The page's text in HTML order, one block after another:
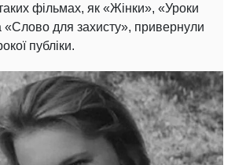
таких фільмах, як «Жінки», «Уроки
«Слово для захисту», привернули
публіки.